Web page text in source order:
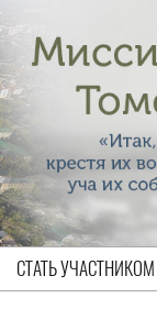
СТАТЬ УЧАСТНИКОМ